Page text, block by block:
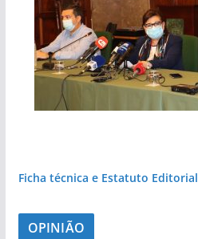
Ficha técnica e Estatuto Editorial
OPINIÃO